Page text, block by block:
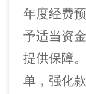
年度经费
予适当资
提供保障
单，强化